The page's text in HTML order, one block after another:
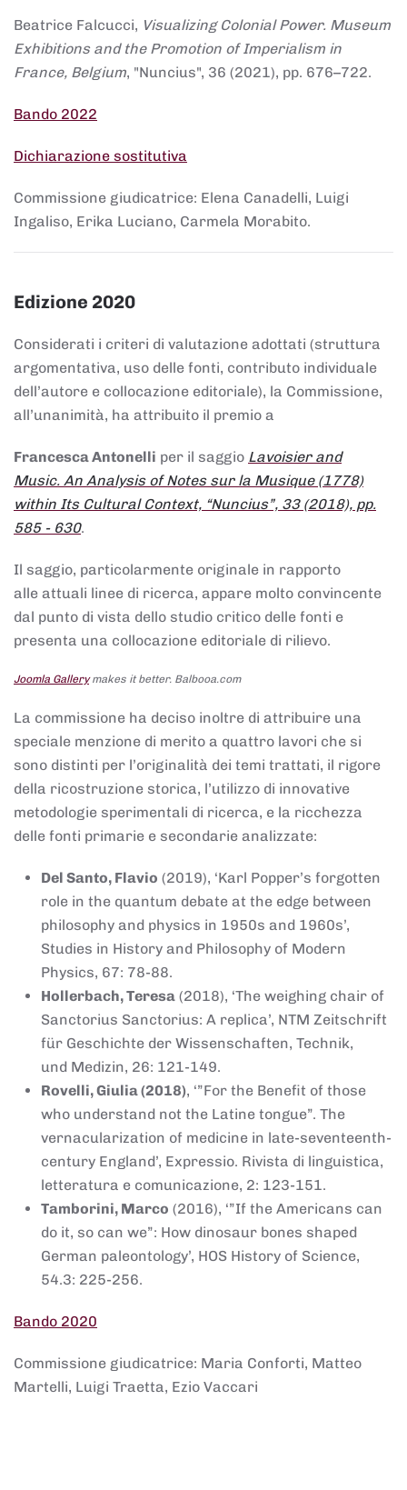
Beatrice Falcucci, Visualizing Colonial Power. Museum
Exhibitions and the Promotion of Imperialism in
France, Belgium, "Nuncius", 36 (2021), pp. 676–722.
Bando 2022
Dichiarazione sostitutiva
Commissione giudicatrice: Elena Canadelli, Luigi
Ingaliso, Erika Luciano, Carmela Morabito.
Edizione 2020
Considerati i criteri di valutazione adottati (struttura
argomentativa, uso delle fonti, contributo individuale
dell’autore e collocazione editoriale), la Commissione,
all’unanimità, ha attribuito il premio a
Francesca Antonelli per il saggio Lavoisier and
Music. An Analysis of Notes sur la Musique (1778)
within Its Cultural Context, “Nuncius”, 33 (2018), pp.
585 - 630.
Il saggio, particolarmente originale in rapporto
alle attuali linee di ricerca, appare molto convincente
dal punto di vista dello studio critico delle fonti e
presenta una collocazione editoriale di rilievo.
Joomla Gallerymakes it better. Balbooa.com
La commissione ha deciso inoltre di attribuire una
speciale menzione di merito a quattro lavori che si
sono distinti per l’originalità dei temi trattati, il rigore
della ricostruzione storica, l’utilizzo di innovative
metodologie sperimentali di ricerca, e la ricchezza
delle fonti primarie e secondarie analizzate:
Del Santo, Flavio (2019), ‘Karl Popper’s forgotten
role in the quantum debate at the edge between
philosophy and physics in 1950s and 1960s’,
Studies in History and Philosophy of Modern
Physics, 67: 78-88.
Hollerbach, Teresa (2018), ‘The weighing chair of
Sanctorius Sanctorius: A replica’, NTM Zeitschrift
für Geschichte der Wissenschaften, Technik,
und Medizin, 26: 121-149.
Rovelli, Giulia (2018), ‘”For the Benefit of those
who understand not the Latine tongue”. The
vernacularization of medicine in late-seventeenth-
century England’, Expressio. Rivista di linguistica,
letteratura e comunicazione, 2: 123-151.
Tamborini, Marco (2016), ‘”If the Americans can
do it, so can we”: How dinosaur bones shaped
German paleontology’, HOS History of Science,
54.3: 225-256.
Bando 2020
Commissione giudicatrice: Maria Conforti, Matteo
Martelli, Luigi Traetta, Ezio Vaccari